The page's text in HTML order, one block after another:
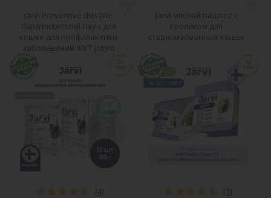
Jarvi Preventive diet line
Gastrointestinal пауч для
кошек для профилактики
заболеваний ЖКТ (соус)
(4)
Jarvi мясной паштет с
кроликом для
стерилизованных кошек
( 1)